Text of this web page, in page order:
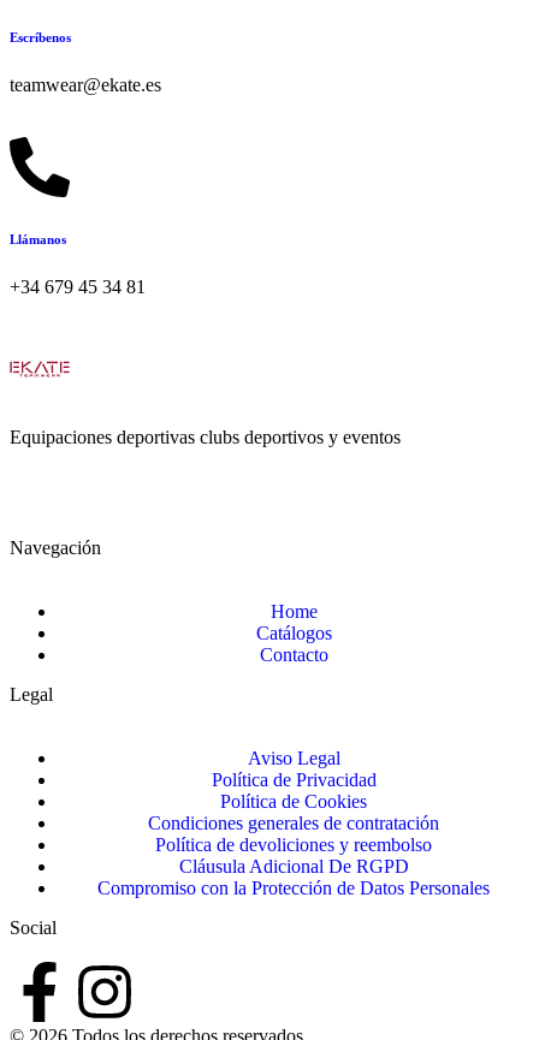
Escríbenos
teamwear@ekate.es
Llámanos
+34 679 45 34 81
Equipaciones deportivas clubs deportivos y eventos
Navegación
Home
Catálogos
Contacto
Legal
Aviso Legal
Política de Privacidad
Política de Cookies
Condiciones generales de contratación
Política de devoliciones y reembolso
Cláusula Adicional De RGPD
Compromiso con la Protección de Datos Personales
Social
© 2026 Todos los derechos reservados.